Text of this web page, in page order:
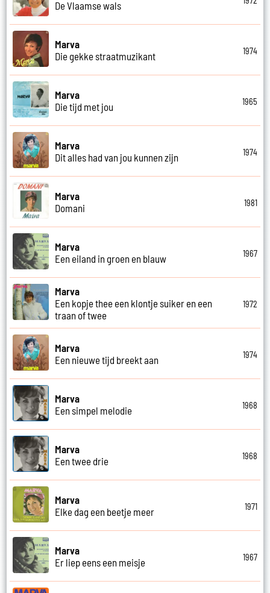
De Vlaamse wals
Marva
Die gekke straatmuzikant
1974
Marva
Die tijd met jou
1965
Marva
Dit alles had van jou kunnen zijn
1974
Marva
Domani
1981
Marva
Een eiland in groen en blauw
1967
Marva
Een kopje thee een klontje suiker en een
traan of twee
1972
Marva
Een nieuwe tijd breekt aan
1974
Marva
Een simpel melodie
1968
Marva
Een twee drie
1968
Marva
Elke dag een beetje meer
1971
Marva
Er liep eens een meisje
1967